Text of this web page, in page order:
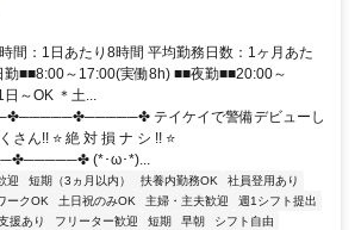
間：1日あたり8時間 平均勤務日数：1ヶ月あた
勤■■8:00～17:00(実働8h) ■■夜勤■■20:00～
～OK ＊土...
テイケイで警備デビューし
さん!! ⭐ 絶 対 損 ナ シ !! ⭐
(*･ω･*)...
迎 短期（3ヵ月以内） 扶養内勤務OK
社員登用あり
ークOK 土日祝のみOK 主婦・主夫歓迎
週1シフト提出
援あり フリーター歓迎 短期 早朝
シフト自由